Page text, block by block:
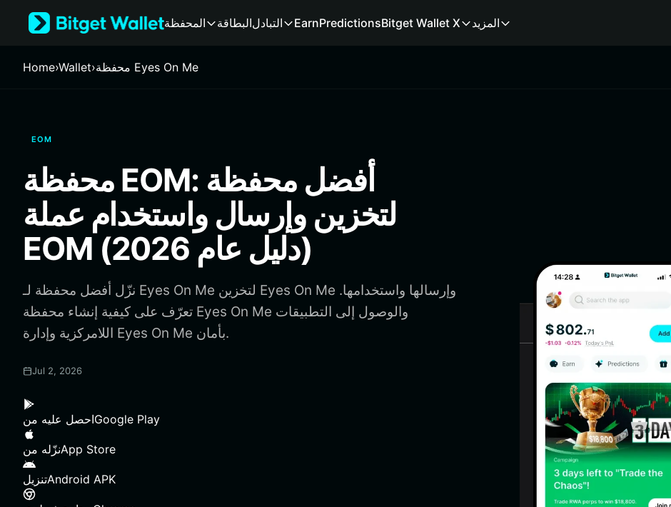
Русский
Español (Latinoamérica)
Deutsch
简体中文
繁體中文
Português (Portugal)
Bahasa Indonesia
Español
Português (Brasil)
Español (Argentina)
المحفظة البطاقةالتبادل EarnPredictionsBitget Wallet X المزيد
Home›Wallet› محفظة Eyes On Me
EOM
محفظة EOM: أفضل محفظة
لتخزين وإرسال واستخدام عملة
EOM (دليل عام 2026)
نزّل أفضل محفظة لـ Eyes On Me لتخزين Eyes On Me وإرسالها واستخدامها.
تعرّف على كيفية إنشاء محفظة Eyes On Me والوصول إلى التطبيقات
اللامركزية وإدارة Eyes On Me بأمان.
Jul 2, 2026
احصل عليه منGoogle Play
نزّله منApp Store
تنزيلAndroid APK